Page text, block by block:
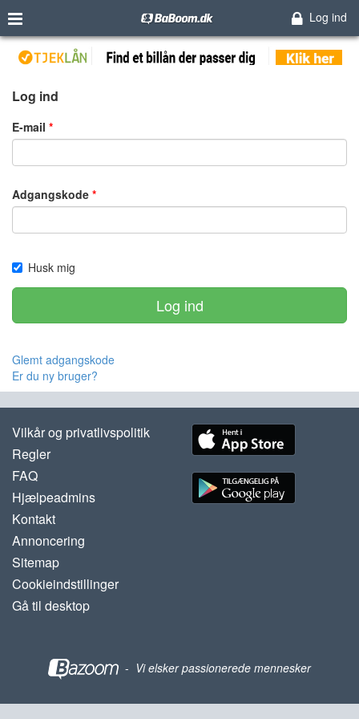
Log ind
Log ind
E-mail
Adgangskode
Husk mig
Log ind
Glemt adgangskode
Er du ny bruger?
Vilkår og privatlivspolitik
Regler
FAQ
Hjælpeadmins
Kontakt
Annoncering
Sitemap
Cookieindstillinger
Gå til desktop
- Vi elsker passionerede mennesker